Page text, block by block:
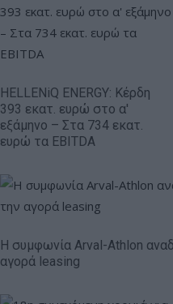
HELLENiQ ENERGY: Κέρδη
393 εκατ. ευρώ στο α'
εξάμηνο – Στα 734 εκατ.
ευρώ τα EBITDA
Η συμφωνία Arval-Athlon
αγορά leasing